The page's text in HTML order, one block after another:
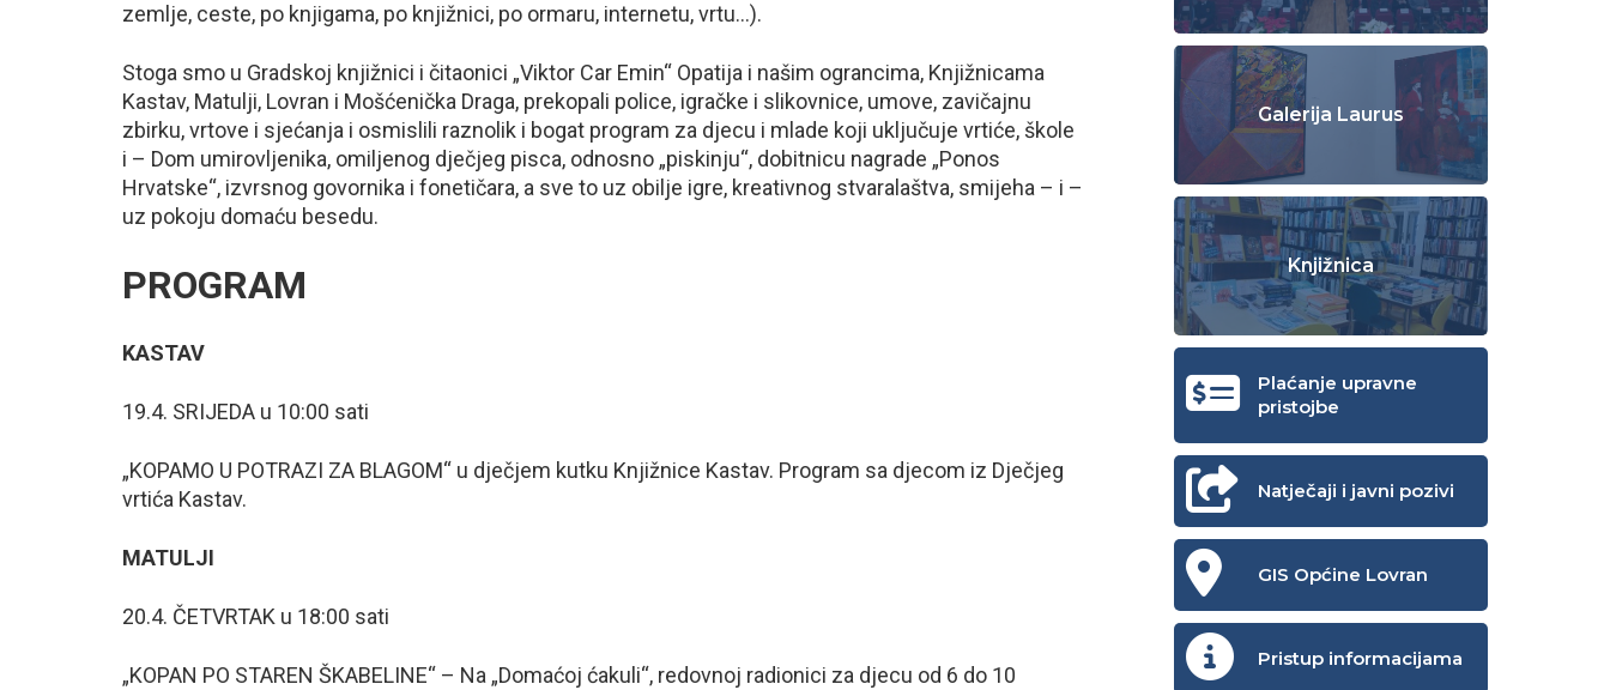
zemlje, ceste, po knjigama, po knjižnici, po ormaru, internetu, vrtu…).
Stoga smo u Gradskoj knjižnici i čitaonici „Viktor Car Emin“ Opatija i našim ograncima, Knjižnicama
Kastav, Matulji, Lovran i Mošćenička Draga, prekopali police, igračke i slikovnice, umove, zavičajnu
zbirku, vrtove i sjećanja i osmislili raznolik i bogat program za djecu i mlade koji uključuje vrtiće, škole
i – Dom umirovljenika, omiljenog dječjeg pisca, odnosno „piskinju“, dobitnicu nagrade „Ponos
Hrvatske“, izvrsnog govornika i fonetičara, a sve to uz obilje igre, kreativnog stvaralaštva, smijeha – i –
uz pokoju domaću besedu.
PROGRAM
KASTAV
19.4. SRIJEDA u 10:00 sati
„KOPAMO U POTRAZI ZA BLAGOM“ u dječjem kutku Knjižnice Kastav. Program sa djecom iz Dječjeg
vrtića Kastav.
MATULJI
20.4. ČETVRTAK u 18:00 sati
„KOPAN PO STAREN ŠKABELINE“ – Na „Domaćoj ćakuli“, redovnoj radionici za djecu od 6 do 10
Galerija Laurus
Knjižnica
Plaćanje upravne
pristojbe
Natječaji i javni pozivi
GIS Općine Lovran
Pristup informacijama